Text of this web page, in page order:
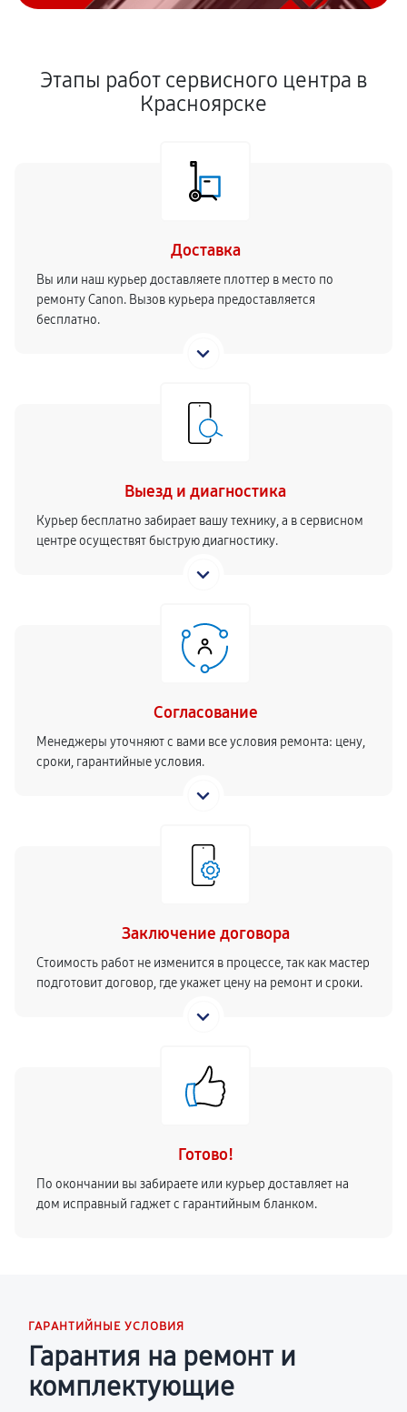
Этапы работ сервисного центра в
Красноярске
Доставка
Вы или наш курьер доставляете плоттер в место по
ремонту Canon. Вызов курьера предоставляется
бесплатно.
Выезд и диагностика
Курьер бесплатно забирает вашу технику, а в сервисном
центре осуществят быструю диагностику.
Согласование
Менеджеры уточняют с вами все условия ремонта: цену,
сроки, гарантийные условия.
Заключение договора
Стоимость работ не изменится в процессе, так как мастер
подготовит договор, где укажет цену на ремонт и сроки.
Готово!
По окончании вы забираете или курьер доставляет на
дом исправный гаджет с гарантийным бланком.
ГАРАНТИЙНЫЕ УСЛОВИЯ
Гарантия на ремонт и
комплектующие